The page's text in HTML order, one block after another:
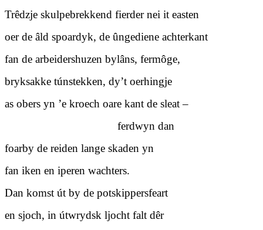
Trêdzje skulpebrekkend fierder nei it easten
oer de âld spoardyk, de ûngediene achterkant
fan de arbeidershuzen bylâns, fermôge,
bryksakke túnstekken, dy’t oerhingje
as obers yn ’e kroech oare kant de sleat –
ferdwyn dan
foarby de reiden lange skaden yn
fan iken en iperen wachters.
Dan komst út by de potskippersfeart
en sjoch, in útwrydsk ljocht falt dêr